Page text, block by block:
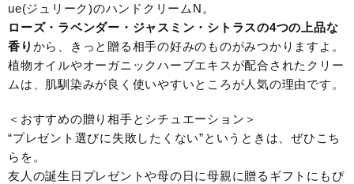
ue(ジュリーク)のハンドクリームN。
ローズ・ラベンダー・ジャスミン・シトラスの4つの上品な
香り から、きっと贈る相手の好みのものがみつかりますよ。
植物オイルやオーガニックハーブエキスが配合されたクリー
ムは、肌馴染みが良く使いやすいところが人気の理由です。
＜おすすめの贈り相手とシチュエーション＞
“プレゼント選びに失敗したくない”というときは、ぜひこち
らを。
友人の誕生日プレゼントや母の日に母親に贈るギフトにもぴ